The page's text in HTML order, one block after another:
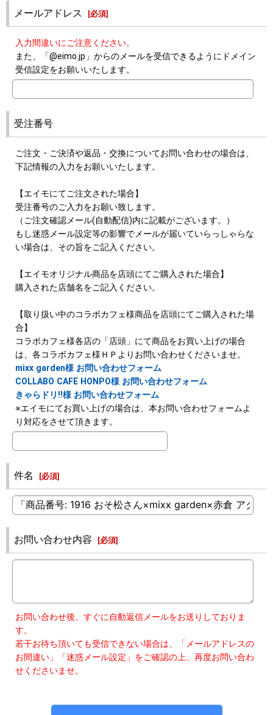
メールアドレス [必須]
入力間違いにご注意ください。
また、「@eimo.jp」からのメールを受信できるようにドメイン
受信設定をお願いいたします。
受注番号
ご注文・ご決済や返品・交換についてお問い合わせの場合は、
下記情報の入力をお願いいたします。
【エイモにてご注文された場合】
受注番号のご入力をお願い致します。
（ご注文確認メール(自動配信)内に記載がございます。）
もし迷惑メール設定等の影響でメールが届いていらっしゃらな
い場合は、その旨をご記入ください。
【エイモオリジナル商品を店頭にてご購入された場合】
購入された店舗名をご記入ください。
【取り扱い中のコラボカフェ様商品を店頭にてご購入された場
合】
コラボカフェ様各店の「店頭」にて商品をお買い上げの場合
は、各コラボカフェ様ＨＰよりお問い合わせくださいませ。
mixx garden様 お問い合わせフォーム
COLLABO CAFE HONPO様 お問い合わせフォーム
きゃらドリ!!様 お問い合わせフォーム
※エイモにてお買い上げの場合は、本お問い合わせフォームよ
り対応をさせて頂きます。
件名 [必須]
お問い合わせ内容 [必須]
お問い合わせ後、すぐに自動返信メールをお送りしておりま
す。
若干お待ち頂いても受信できない場合は、「メールアドレスの
お間違い」「迷惑メール設定」をご確認の上、再度お問い合わ
せくださいませ。